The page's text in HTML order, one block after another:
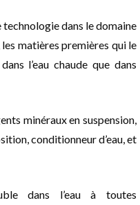
dans le domaine
matières premières qui le
l’eau chaude que dans
minéraux en suspension,
conditionneur d’eau, et
dans l’eau à toutes